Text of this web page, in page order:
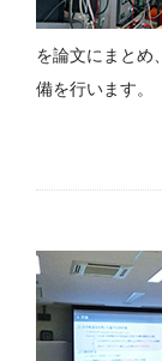
を論文にまとめ
備を行います。